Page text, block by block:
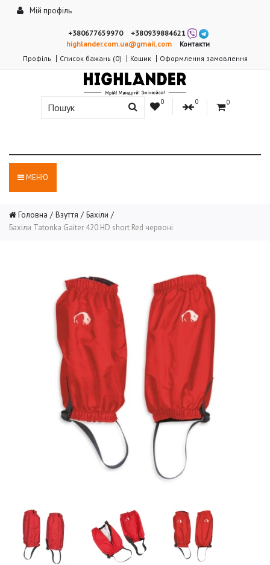
Мій профіль
+380677659970
+380939884621
highlander.com.ua@gmail.com
Контакти
Профіль
Список бажань (0) Кошик Оформлення замовлення
0 0 0
МЕНЮ
Головна Взуття
Бахіли
Бахіли Tatonka Gaiter 420 HD short Red червоні